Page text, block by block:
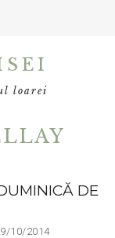
loarei
DE
10/2014